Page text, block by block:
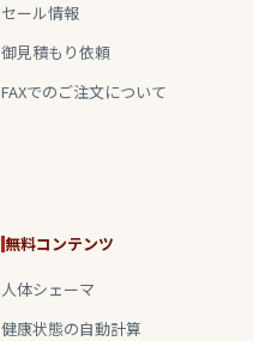
セール情報
御見積もり依頼
FAXでのご注文について
無料コンテンツ
人体シェーマ
健康状態の自動計算